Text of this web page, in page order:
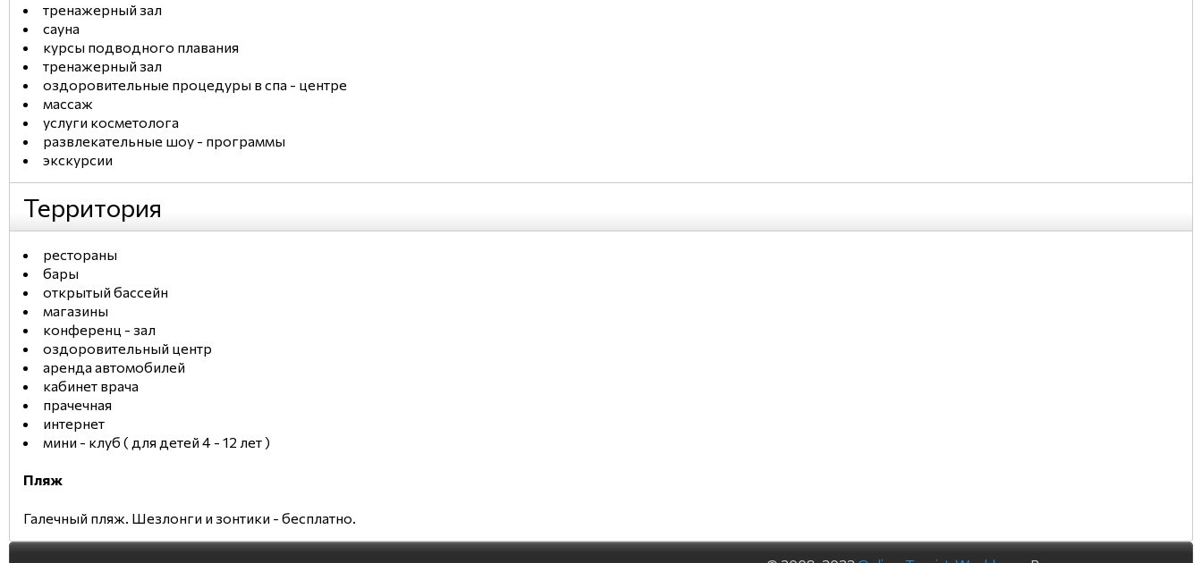
тренажерный зал
сауна
курсы подводного плавания
тренажерный зал
оздоровительные процедуры в спа - центре
массаж
услуги косметолога
развлекательные шоу - программы
экскурсии
Территория
рестораны
бары
открытый бассейн
магазины
конференц - зал
оздоровительный центр
аренда автомобилей
кабинет врача
прачечная
интернет
мини - клуб ( для детей 4 - 12 лет )
Пляж
Галечный пляж. Шезлонги и зонтики - бесплатно.